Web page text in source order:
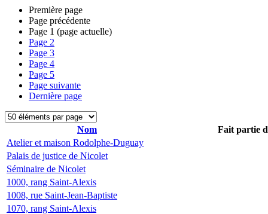
Première page
Page précédente
Page 1 (page actuelle)
Page 2
Page 3
Page 4
Page 5
Page suivante
Dernière page
Nom
Fait partie
Atelier et maison Rodolphe-Duguay
Palais de justice de Nicolet
Séminaire de Nicolet
1000, rang Saint-Alexis
1008, rue Saint-Jean-Baptiste
1070, rang Saint-Alexis